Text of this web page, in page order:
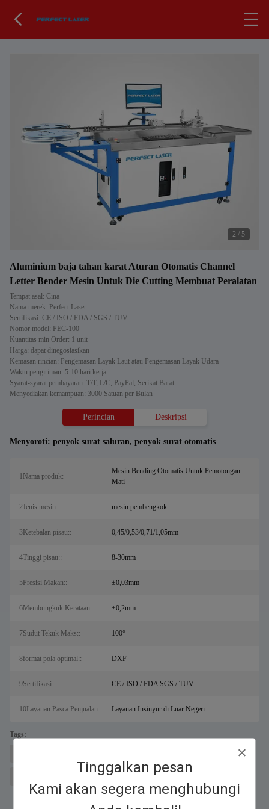
Tinggalkan pesan
Kami akan segera menghubungi
2 / 5
Aluminium baja tahan karat Aturan Otomatis Channel
Letter Bender Mesin Untuk Die Cutting Membuat Peralatan
Tempat asal: Cina
Nama merek: Perfect Laser
Sertifikasi: CE / ISO / FDA / SGS / TUV
Nomor model: PEC-100
Kuantitas min Order: 1 unit
Harga: dapat dinegosiasikan
Kemasan rincian: Pengemasan Layak Laut atau Pengemasan Layak Udara
Waktu pengiriman: 5-10 hari kerja
Syarat-syarat pembayaran: T/T, L/C, PayPal, Serikat Barat
Menyediakan kemampuan: 3000 Satuan per Bulan
Perincian Deskripsi
Menyoroti: penyok surat saluran, penyok surat otomatis
1Nama produk:
Mesin Bending Otomatis Untuk Pemotongan
Mati
2Jenis mesin: mesin pembengkok
3Ketebalan pisau:: 0,45/0,53/0,71/1,05mm
4Tinggi pisau:: 8-30mm
5Presisi Makan:: ±0,03mm
6Membungkuk Kerataan:: ±0,2mm
7Sudut Tekuk Maks:: 100°
8format pola optimal:: DXF
9Sertifikasi: CE / ISO / FDA SGS / TUV
10Layanan Pasca Penjualan: Layanan Insinyur di Luar Negeri
Tags: